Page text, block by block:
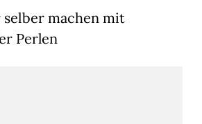
selber machen mit
Perlen